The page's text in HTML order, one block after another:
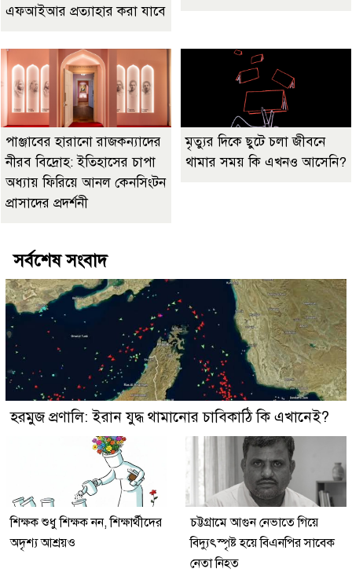
এফআইআর প্রত্যাহার করা যাবে
পাঞ্জাবের হারানো রাজকন্যাদের
নীরব বিদ্রোহ: ইতিহাসের চাপা
অধ্যায় ফিরিয়ে আনল কেনসিংটন
প্রাসাদের প্রদর্শনী
মৃত্যুর দিকে ছুটে চলা জীবনে
থামার সময় কি এখনও আসেনি?
সর্বশেষ সংবাদ
হরমুজ প্রণালি: ইরান যুদ্ধ থামানোর চাবিকাঠি কি এখানেই?
শিক্ষক শুধু শিক্ষক নন, শিক্ষার্থীদের
অদৃশ্য আশ্রয়ও
চট্টগ্রামে আগুন নেভাতে গিয়ে
বিদ্যুৎস্পৃষ্ট হয়ে বিএনপির সাবেক
নেতা নিহত